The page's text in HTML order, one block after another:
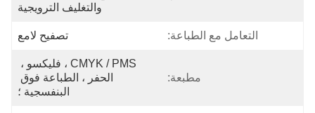
والتغليف الترويجية
التعامل مع الطباعة: تصفيح لامع
مطبعة:
البنفسجية ؛